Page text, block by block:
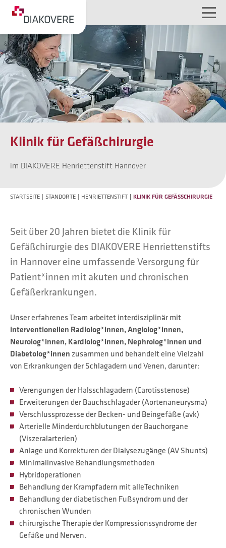
NAVIGATION ÜBERSPRINGEN
Klinik für Gefäßchirurgie
im DIAKOVERE Henriettenstift Hannover
STARTSEITE STANDORTE HENRIETTENSTIFT KLINIK FÜR GEFÄSSCHIRURGIE
Seit über 20 Jahren bietet die Klinik für
Gefäßchirurgie des DIAKOVERE Henriettenstifts
in Hannover eine umfassende Versorgung für
Patient*innen mit akuten und chronischen
Gefäßerkrankungen.
Unser erfahrenes Team arbeitet interdisziplinär mit
interventionellen Radiolog*innen, Angiolog*innen,
Neurolog*innen, Kardiolog*innen, Nephrolog*innen und
Diabetolog*innen zusammen und behandelt eine Vielzahl
von Erkrankungen der Schlagadern und Venen, darunter:
Verengungen der Halsschlagadern (Carotisstenose)
Erweiterungen der Bauchschlagader (Aortenaneurysma)
Verschlussprozesse der Becken- und Beingefäße (avk)
Arterielle Minderdurchblutungen der Bauchorgane
(Viszeralarterien)
Anlage und Korrekturen der Dialysezugänge (AV Shunts)
Minimalinvasive Behandlungsmethoden
Hybridoperationen
Behandlung der Krampfadern mit alleTechniken
Behandlung der diabetischen Fußsyndrom und der
chronischen Wunden
chirurgische Therapie der Kompressionssyndrome der
Gefäße und Nerven.